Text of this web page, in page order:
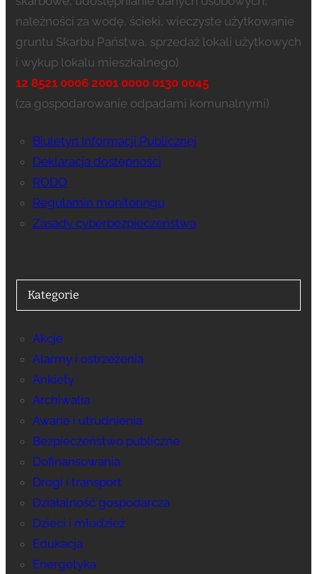
należności za wodę, ścieki, wieczyste użytkowanie
gruntu Skarbu Państwa, sprzedaż lokali użytkowych
i wykup lokalu mieszkalnego)
12 8521 0006 2001 0000 0130 0045
(za gospodarowanie odpadami komunalnymi)
Biuletyn Informacji Publicznej
Deklaracja dostępności
RODO
Regulamin monitoringu
Zasady cyberbezpieczeństwa
Kategorie
Akcje
Alarmy i ostrzeżenia
Ankiety
Archiwalia
Awarie i utrudnienia
Bezpieczeństwo publiczne
Dofinansowania
Drogi i transport
Działalność gospodarcza
Dzieci i młodzież
Edukacja
Energetyka